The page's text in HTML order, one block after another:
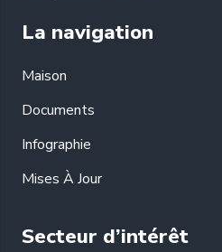
La navigation
Maison
Documents
Infographie
Mises À Jour
Secteur d’intérêt